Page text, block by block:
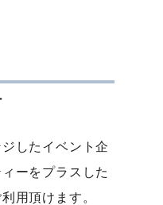
したイベント企
ーをプラスした
用頂けます。